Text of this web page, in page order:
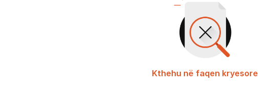
Kthehu në faqen kryesore